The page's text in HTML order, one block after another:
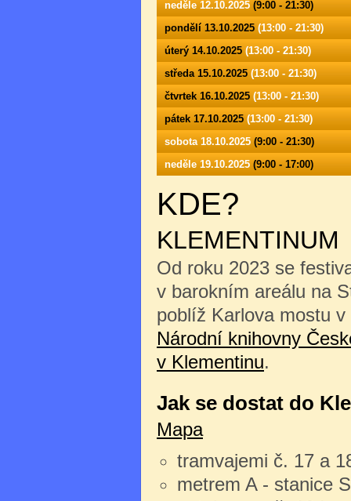
neděle 12.10.2025 (9:00 - 21:30)
pondělí 13.10.2025 (13:00 - 21:30)
úterý 14.10.2025 (13:00 - 21:30)
středa 15.10.2025 (13:00 - 21:30)
čtvrtek 16.10.2025 (13:00 - 21:30)
pátek 17.10.2025 (13:00 - 21:30)
sobota 18.10.2025 (9:00 - 21:30)
neděle 19.10.2025 (9:00 - 17:00)
KDE?
KLEMENTINUM
Od roku 2023 se
v barokním areálu na
poblíž Karlova mostu
Národní knihovny
v Klementinu.
Jak se dostat do
Mapa
tramvajemi č. 17 a
metrem A - stanice